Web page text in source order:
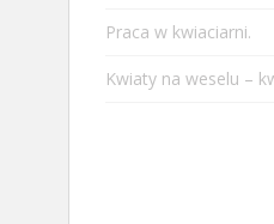
Praca w kwiaciarni.
Kwiaty na weselu –